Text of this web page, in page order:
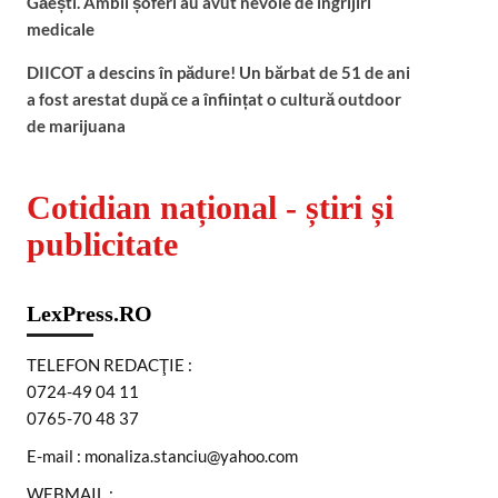
medicale
DIICOT a descins în pădure! Un bărbat de 51 de ani
a fost arestat după ce a înființat o cultură outdoor
de marijuana
Cotidian național - știri și
publicitate
LexPress.RO
TELEFON REDACŢIE :
0724-49 04 11
0765-70 48 37
E-mail : monaliza.stanciu@yahoo.com
WEBMAIL :